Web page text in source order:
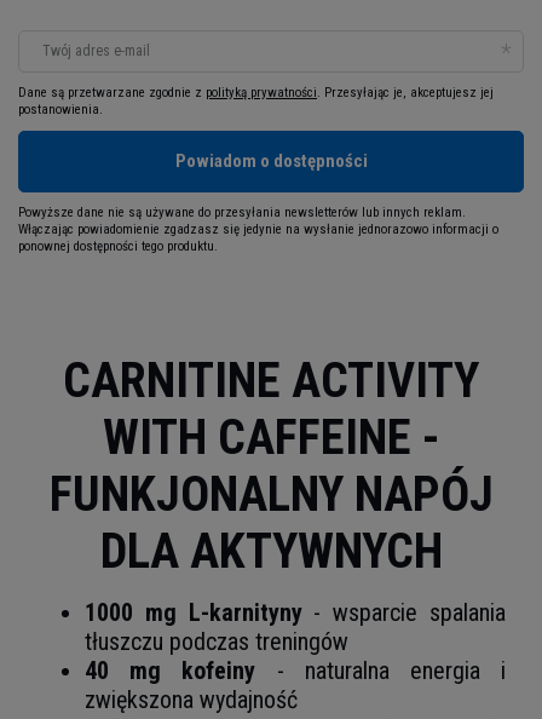
Twój adres e-mail
Dane są przetwarzane zgodnie z polityką prywatności. Przesyłając je, akceptujesz jej
postanowienia.
Powiadom o dostępności
Powyższe dane nie są używane do przesyłania newsletterów lub innych reklam.
Włączając powiadomienie zgadzasz się jedynie na wysłanie jednorazowo informacji o
ponownej dostępności tego produktu.
CARNITINE ACTIVITY
WITH CAFFEINE -
FUNKJONALNY NAPÓJ
DLA AKTYWNYCH
1000 mg L-karnityny- wsparcie spalania
tłuszczu podczas treningów
40 mg kofeiny - naturalna energia i
zwiększona wydajność